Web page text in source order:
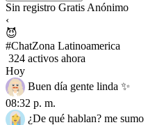
Sin registro Gratis Anónimo
‹
😈
#ChatZona Latinoamerica
324 activos ahora
Hoy
Buen día gente linda ✨
08:32 p. m.
¿De qué hablan? me sumo